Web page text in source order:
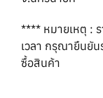
**** หมายเหตุ :
เวลา กรุณายืนยั
ซื้อสินค้า